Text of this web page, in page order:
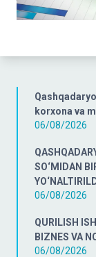
korxona va
06/08/2026
SO‘MIDAN
06/08/2026
QURILISH
BIZNES VA
06/08/2026